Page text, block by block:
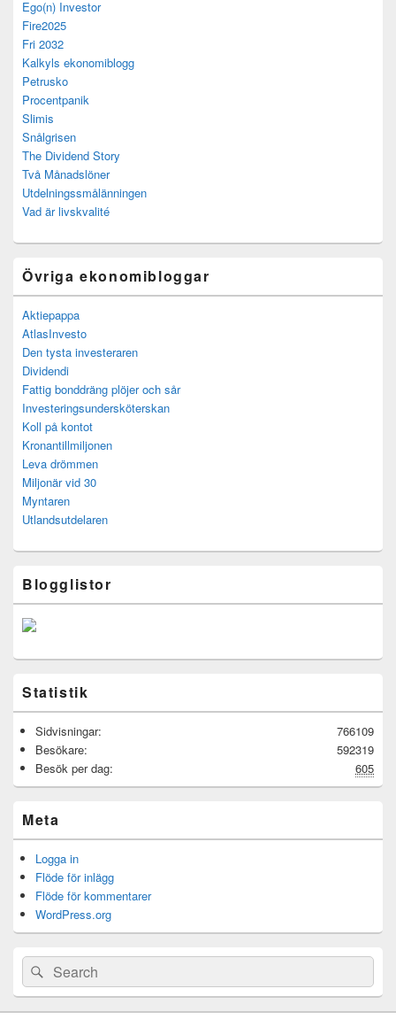
Ego(n) Investor
Fire2025
Fri 2032
Kalkyls ekonomiblogg
Petrusko
Procentpanik
Slimis
Snålgrisen
The Dividend Story
Två Månadslöner
Utdelningssmålänningen
Vad är livskvalité
Övriga ekonomibloggar
Aktiepappa
AtlasInvesto
Den tysta investeraren
Dividendi
Fattig bonddräng plöjer och sår
Investeringsundersköterskan
Koll på kontot
Kronantillmiljonen
Leva drömmen
Miljonär vid 30
Myntaren
Utlandsutdelaren
Blogglistor
Statistik
766109
Sidvisningar:
592319
Besökare:
605
Besök per dag:
Meta
Logga in
Flöde för inlägg
Flöde för kommentarer
WordPress.org
Sök
efter:
Sök